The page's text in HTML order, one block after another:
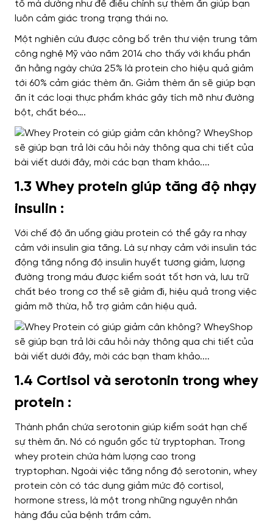
tố mà dường như để điều chỉnh sự thèm ăn giúp bạn
luôn cảm giác trong trạng thái no.
Một nghiên cứu được công bố trên thư viện trung tâm
công nghệ Mỹ vào năm 2014 cho thấy với khẩu phần
ăn hằng ngày chứa 25% là protein cho hiệu quả giảm
tới 60% cảm giác thèm ăn. Giảm thèm ăn sẽ giúp bạn
ăn ít các loại thực phẩm khác gây tích mỡ như đường
bột, chất béo….
1.3 Whey protein giúp tăng độ nhạy
insulin :
Với chế độ ăn uống giàu protein có thể gây ra nhạy
cảm với insulin gia tăng. Là sự nhạy cảm với insulin tác
động tăng nồng độ insulin huyết tương giảm, lượng
đường trong máu được kiểm soát tốt hơn và, lưu trữ
chất béo trong cơ thể sẽ giảm đi, hiệu quả trong việc
giảm mỡ thừa, hỗ trợ giảm cân hiệu quả.
1.4 Cortisol và serotonin trong whey
protein :
Thành phần chứa serotonin giúp kiểm soát hạn chế
sự thèm ăn. Nó có nguồn gốc từ tryptophan. Trong
whey protein chứa hàm lượng cao trong
tryptophan. Ngoài việc tăng nồng độ serotonin, whey
protein còn có tác dụng giảm mức độ cortisol,
hormone stress, là một trong những nguyên nhân
hàng đầu của bệnh trầm cảm.